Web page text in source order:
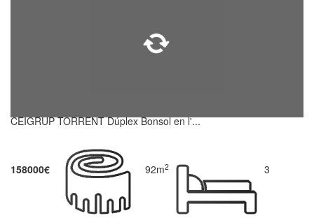
CEIGRUP TORRENT Dúplex Bonsol en l'...
158000€ 92m2 3